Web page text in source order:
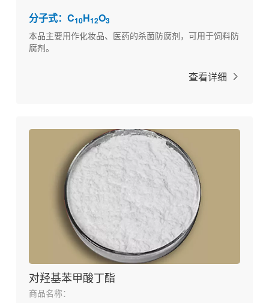
分子式：C10H12O3
本品主要用作化妆品、医药的杀菌防腐剂，可用于饲料防
腐剂。
查看详细
对羟基苯甲酸丁酯
商品名称：